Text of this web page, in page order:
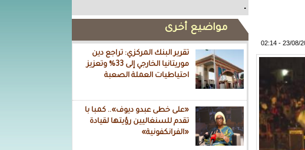
.
مواضيع أخرى
تقرير البنك المركزي: تراجع دين
موريتانيا الخارجي إلى 33% وتعزيز
احتياطيات العملة الصعبة
«على خطى عبدو ديوف».. كمبا با
تقدم للسنغاليين رؤيتها لقيادة
«الفرانكفونية»